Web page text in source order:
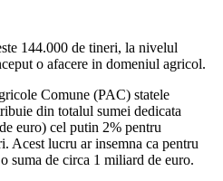
144.000 de tineri, la nivelul
o afacere in domeniul agricol.
Comune (PAC) statele
din totalul sumei dedicata
euro) cel putin 2% pentru
Acest lucru ar insemna ca pentru
suma de circa 1 miliard de euro.